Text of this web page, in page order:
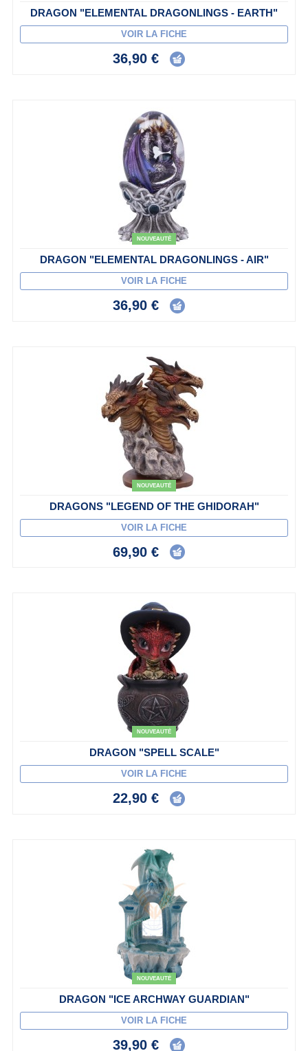
DRAGON "ELEMENTAL DRAGONLINGS - EARTH"
VOIR LA FICHE
36,90 €
NOUVEAUTÉ
DRAGON "ELEMENTAL DRAGONLINGS - AIR"
VOIR LA FICHE
36,90 €
NOUVEAUTÉ
DRAGONS "LEGEND OF THE GHIDORAH"
VOIR LA FICHE
69,90 €
NOUVEAUTÉ
DRAGON "SPELL SCALE"
VOIR LA FICHE
22,90 €
NOUVEAUTÉ
DRAGON "ICE ARCHWAY GUARDIAN"
VOIR LA FICHE
39,90 €